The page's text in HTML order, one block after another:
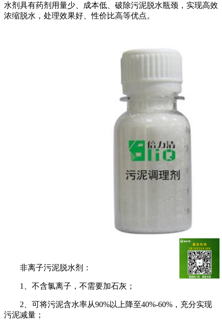
水剂具有药剂用量少、成本低、破除污泥脱水瓶颈，实现高效
浓缩脱水，处理效果好、性价比高等优点。
非离子污泥脱水剂：
1、不含氯离子，不需要加石灰；
2、可将污泥含水率从90%以上降至40%-60%，充分实现
污泥减量；